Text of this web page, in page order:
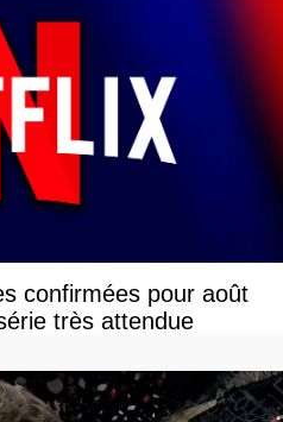
confirmées pour août
très attendue